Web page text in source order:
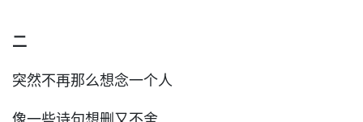
二
突然不再那么想念一个人